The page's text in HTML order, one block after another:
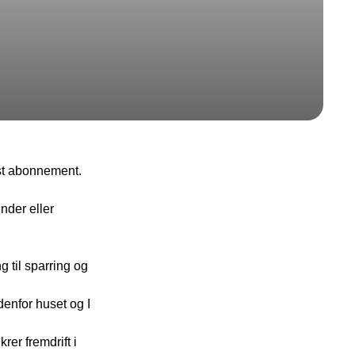
abonnement.
eller
til sparring og
huset og I
fremdrift i